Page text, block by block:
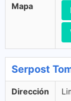
Mapa
Serpost
Dirección